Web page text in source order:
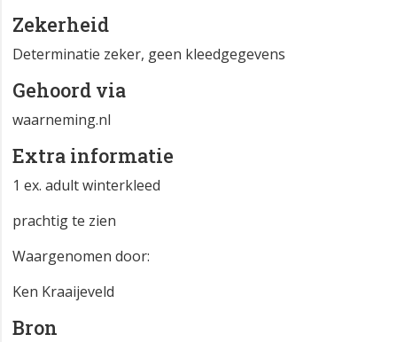
Zekerheid
Determinatie zeker, geen kleedgegevens
Gehoord via
waarneming.nl
Extra informatie
1 ex. adult winterkleed
prachtig te zien
Waargenomen door:
Ken Kraaijeveld
Bron